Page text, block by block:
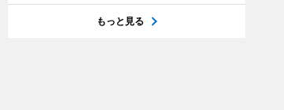
もっと見る